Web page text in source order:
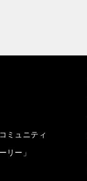
ミュニティ
リー」